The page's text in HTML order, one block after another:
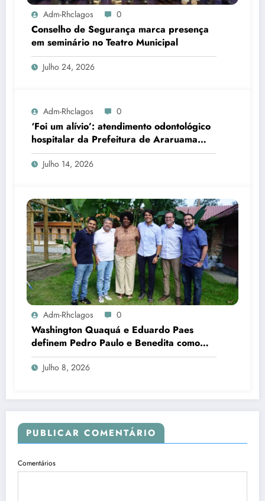
Adm-Rhclagos 0
Conselho de Segurança marca presença
em seminário no Teatro Municipal
Julho 24, 2026
Adm-Rhclagos 0
‘Foi um alívio’: atendimento odontológico
hospitalar da Prefeitura de Araruama
transforma rotina de famílias atípicas
Julho 14, 2026
Adm-Rhclagos 0
Washington Quaquá e Eduardo Paes
definem Pedro Paulo e Benedita como
candidatos ao Senado no Rio
Julho 8, 2026
PUBLICAR COMENTÁRIO
Comentários